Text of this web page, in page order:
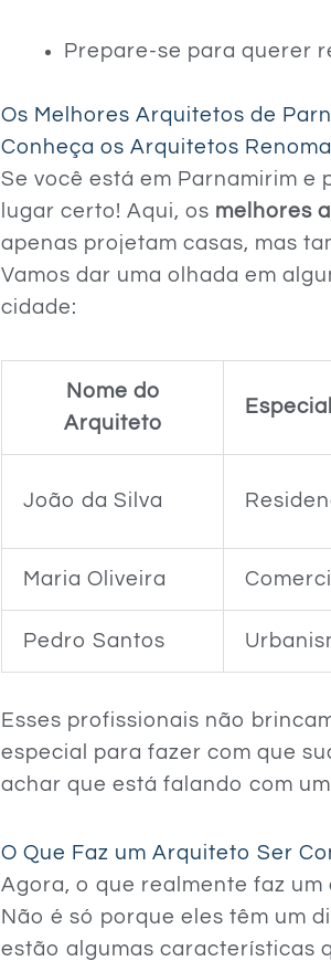
Prepare-se para querer
Os Melhores Arquitetos de
Conheça os Arquitetos
Se você está em Parnamirim e
lugar certo! Aqui, os melhores
apenas projetam casas, mas
Vamos dar uma olhada em
cidade:
Nome do
Arquiteto
João da Silva
Maria Oliveira
Pedro Santos
Esses profissionais não
especial para fazer com que
achar que está falando com
O Que Faz um Arquiteto Ser
Agora, o que realmente faz
Não é só porque eles têm um
estão algumas características